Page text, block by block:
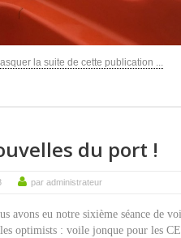
la suite de cette publication ...
du port !
par administrateur
avons eu notre sixième séance de
optimists : voile jonque pour les